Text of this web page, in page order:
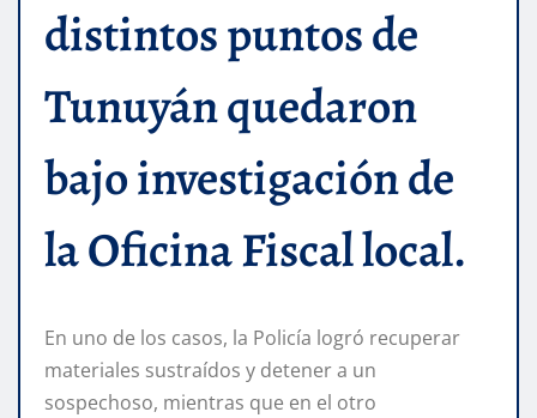
distintos puntos de
Tunuyán quedaron
bajo investigación de
la Oficina Fiscal local.
En uno de los casos, la Policía logró recuperar
materiales sustraídos y detener a un
sospechoso, mientras que en el otro